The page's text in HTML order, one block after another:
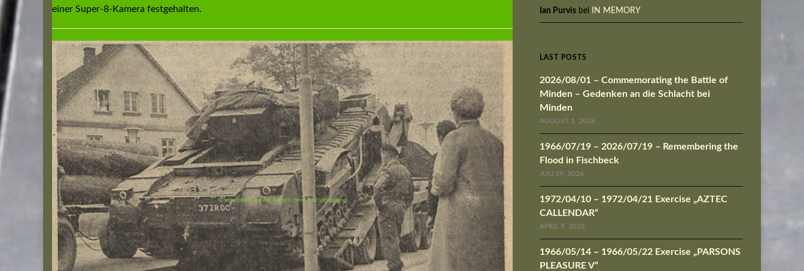
einer Super-8-Kamera festgehalten.
Ian Purvis bei IN MEMORY
LAST POSTS
2026/08/01 – Commemorating the Battle of
Minden – Gedenken an die Schlacht bei
Minden
AUGUST 1, 2026
1966/07/19 – 2026/07/19 – Remembering the
Flood in Fischbeck
JULI 19, 2026
1972/04/10 – 1972/04/21 Exercise „AZTEC
CALLENDAR“
APRIL 9, 2026
1966/05/14 – 1966/05/22 Exercise „PARSONS
PLEASURE V“